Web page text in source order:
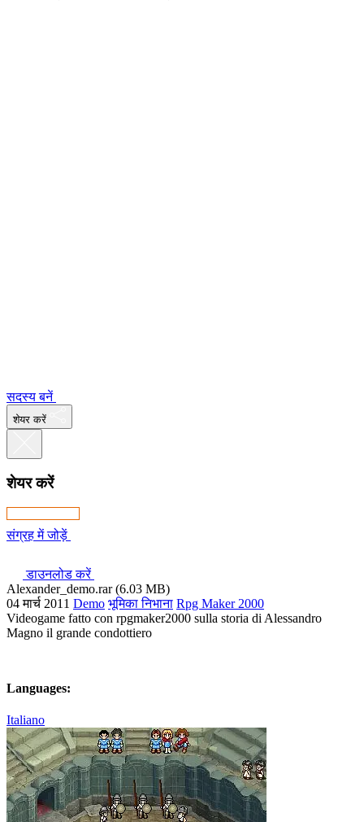
सदस्य बनें
शेयर करें
शेयर करें
संग्रह में जोड़ें
डाउनलोड करें
Alexander_demo.rar (6.03 MB)
04 मार्च 2011 Demo भूमिका निभाना Rpg Maker 2000
Videogame fatto con rpgmaker2000 sulla storia di Alessandro
Magno il grande condottiero
Languages:
Italiano